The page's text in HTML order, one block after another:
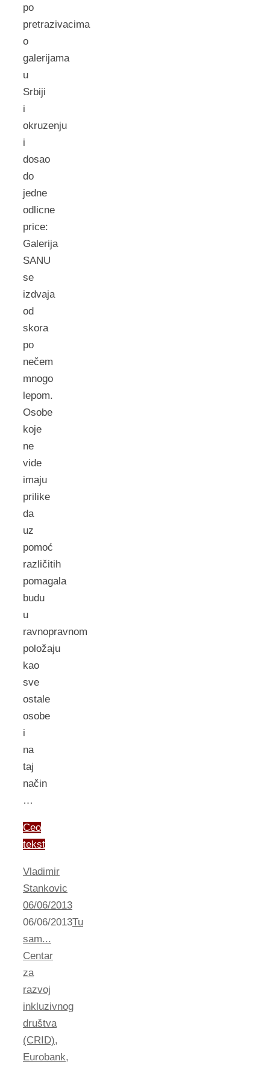
po
pretrazivacima
o
galerijama
u
Srbiji
i
okruzenju
i
dosao
do
jedne
odlicne
price:
Galerija
SANU
se
izdvaja
od
skora
po
nečem
mnogo
lepom.
Osobe
koje
ne
vide
imaju
prilike
da
uz
pomoć
različitih
pomagala
budu
u
ravnopravnom
položaju
kao
sve
ostale
osobe
i
na
taj
način
…
Ceo
tekst
Vladimir
Stankovic
06/06/2013
06/06/2013Tu
sam...
Centar
za
razvoj
inkluzivnog
društva
(CRID),
Eurobank,